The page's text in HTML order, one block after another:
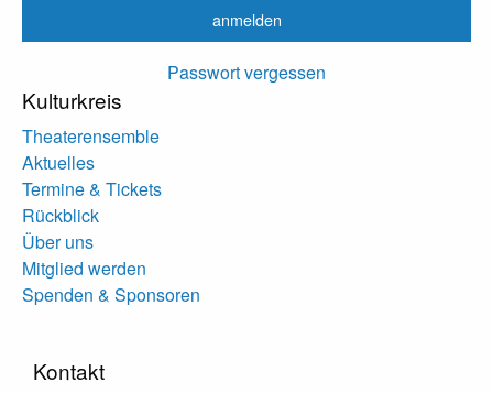
Passwort vergessen
Kulturkreis
Theaterensemble
Aktuelles
Termine & Tickets
Rückblick
Über uns
Mitglied werden
Spenden & Sponsoren
Kontakt